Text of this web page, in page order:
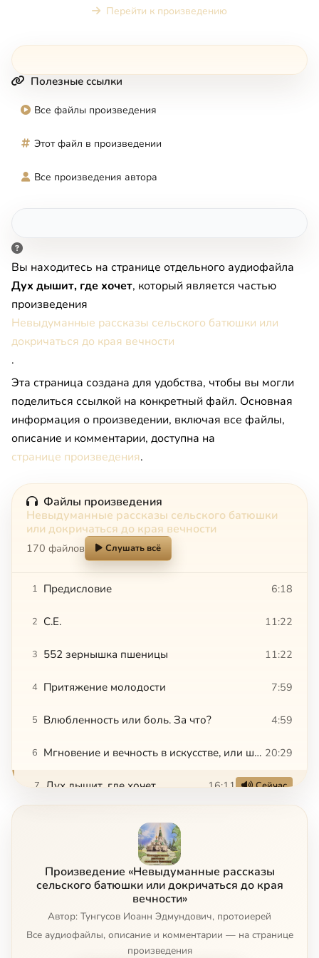
Перейти к произведению
Полезные ссылки
Все файлы произведения
Этот файл в произведении
Все произведения автора
Вы находитесь на странице отдельного аудиофайла
Дух дышит, где хочет, который является частью
произведения
Невыдуманные рассказы сельского батюшки или
докричаться до края вечности
.
Эта страница создана для удобства, чтобы вы могли
поделиться ссылкой на конкретный файл. Основная
информация о произведении, включая все файлы,
описание и комментарии, доступна на
странице произведения.
Файлы произведения
Невыдуманные рассказы сельского батюшки
или докричаться до края вечности
170 файлов Слушать всё
1 Предисловие 6:18
2 C.Е. 11:22
3 552 зернышка пшеницы 11:22
4 Притяжение молодости 7:59
5 Влюбленность или боль. За что? 4:59
6 Мгновение и вечность в искусстве, или шедевр для Бога 20:29
7 Дух дышит, где хочет 16:11 Сейчас
10 Музыка древности 3:07
Запах
Мышиная молитва
Произведение «Невыдуманные рассказы
сельского батюшки или докричаться до края
вечности»
Автор: Тунгусов Иоанн Эдмундович, протоиерей
Все аудиофайлы, описание и комментарии — на странице
произведения